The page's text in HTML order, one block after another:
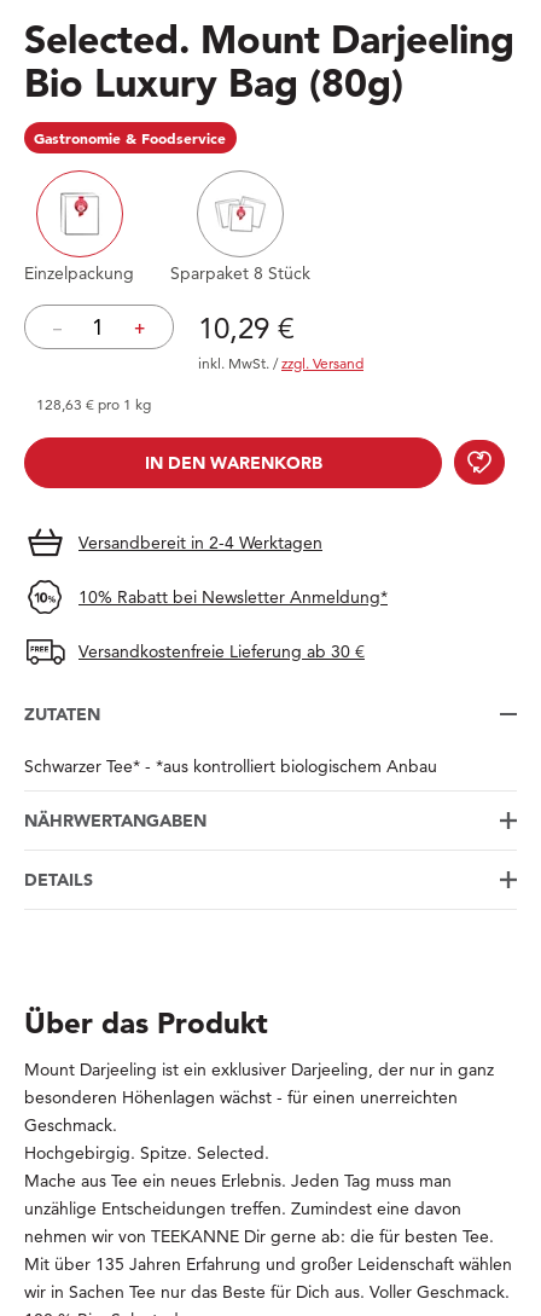
Selected. Mount Darjeeling
Bio Luxury Bag (80g)
Gastronomie & Foodservice
Einzelpackung Sparpaket 8 Stück
– + Preis: 10,29 €
10,29 €
inkl. MwSt. /zzgl. Versand
128,63 € pro 1 kg
IN DEN WARENKORB
Versandbereit in 2-4 Werktagen
10% Rabatt bei Newsletter Anmeldung*
Versandkostenfreie Lieferung ab 30 €
ZUTATEN
Schwarzer Tee* - *aus kontrolliert biologischem Anbau
NÄHRWERTANGABEN
DETAILS
Über das Produkt
Mount Darjeeling ist ein exklusiver Darjeeling, der nur in ganz
besonderen Höhenlagen wächst - für einen unerreichten
Geschmack.
Hochgebirgig. Spitze. Selected.
Mache aus Tee ein neues Erlebnis. Jeden Tag muss man
unzählige Entscheidungen treffen. Zumindest eine davon
nehmen wir von TEEKANNE Dir gerne ab: die für besten Tee.
Mit über 135 Jahren Erfahrung und großer Leidenschaft wählen
wir in Sachen Tee nur das Beste für Dich aus. Voller Geschmack.